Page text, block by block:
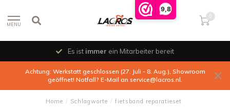
9,8
MENU
0
Es ist immer ein Mitarbeiter bereit
Achtung: Werkstatt geschlossen (27. Juli - 8. Aug.), Showroom
geöffnet! Notfall? E-Mail an service@lacros.nl.
Home / Schlagworte / fietsband reparatieset